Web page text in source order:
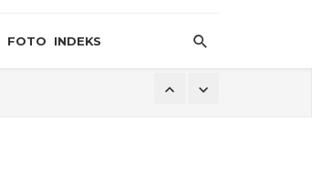
FOTO INDEKS